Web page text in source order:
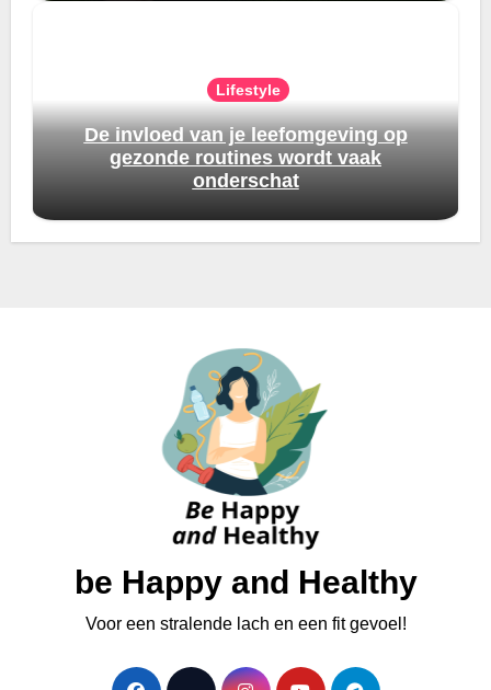
Lifestyle
De invloed van je leefomgeving op
gezonde routines wordt vaak
onderschat
be Happy and Healthy
Voor een stralende lach en een fit gevoel!